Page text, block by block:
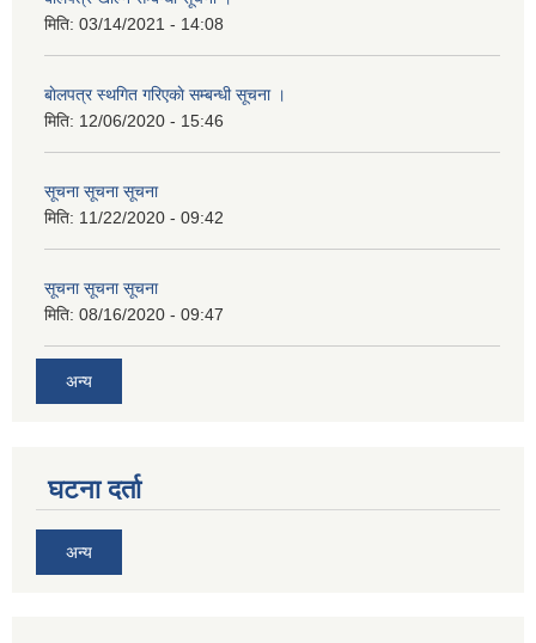
मिति: 03/14/2021 - 14:08
बाेलपत्र स्थगित गरिएकाे सम्बन्धी सूचना ।
मिति: 12/06/2020 - 15:46
सूचना सूचना सूचना
मिति: 11/22/2020 - 09:42
सूचना सूचना सूचना
मिति: 08/16/2020 - 09:47
अन्य
घटना दर्ता
अन्य